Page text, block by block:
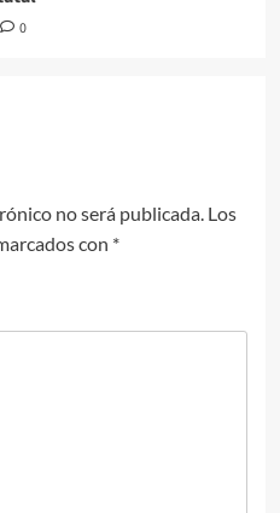
0
no será publicada. Los
con *